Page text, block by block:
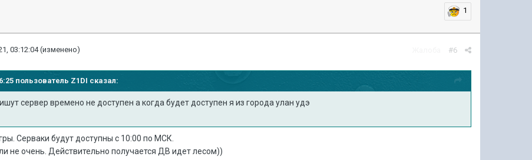
1
#6
03:12:04 (изменено)
пользователь Z1DI сказал:
сервер времено не доступен а когда будет доступен я из города улан удэ
Серваки будут доступны с 10:00 по МСК.
не очень. Действительно получается ДВ идет лесом))